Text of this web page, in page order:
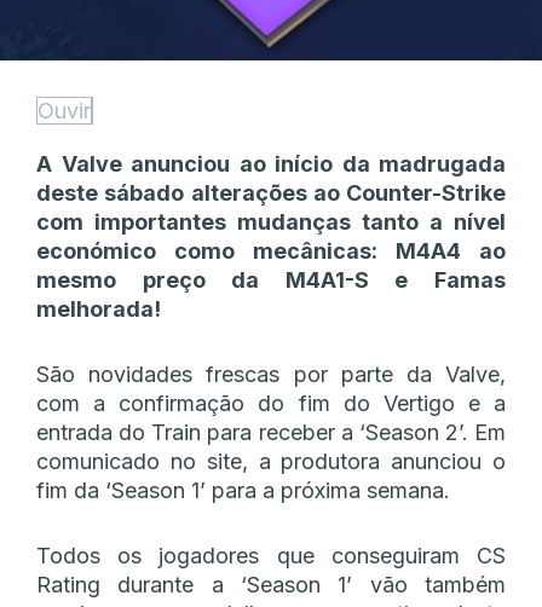
Ouvir
A Valve anunciou ao início da madrugada
deste sábado alterações ao Counter-Strike
com importantes mudanças tanto a nível
económico como mecânicas: M4A4 ao
mesmo preço da M4A1-S e Famas
melhorada!
São novidades frescas por parte da Valve,
com a confirmação do fim do Vertigo e a
entrada do Train para receber a ‘Season 2’. Em
comunicado no site, a produtora anunciou o
fim da ‘Season 1’ para a próxima semana.
Todos os jogadores que conseguiram CS
Rating durante a ‘Season 1’ vão também